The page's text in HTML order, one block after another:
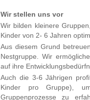
Wir stellen uns vor
Wir bilden kleinere
Kinder von 2- 6 Jahren
Aus diesem Grund
Nestgruppe. Wir
auf ihre
Auch die 3-6 Jährigen
Kinder pro Gruppe),
Gruppenprozesse zu